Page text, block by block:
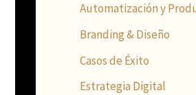
Automatización y
Branding & Diseño
Casos de Éxito
Estrategia Digital